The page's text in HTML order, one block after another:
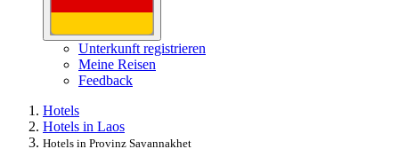
Unterkunft registrieren
Meine Reisen
Feedback
Hotels
Hotels in Laos
Hotels in Provinz Savannakhet